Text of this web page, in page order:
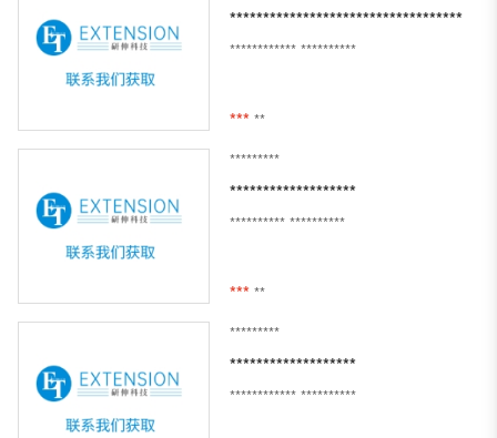
***********************************
************ **********
*** **
*********
*******************
********** **********
*** **
*********
*******************
************ **********